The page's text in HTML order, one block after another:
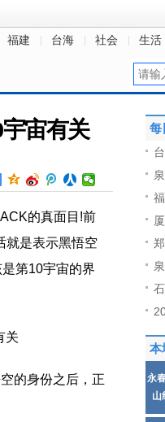
福建 台海 社会 生活
宙有关
的真面目!前
就是表示黑悟空
第10宇宙的界
的身份之后，正
每
本
永
山